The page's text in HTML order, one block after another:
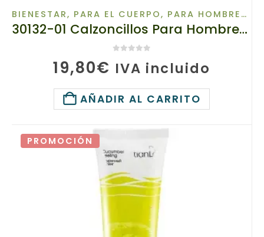
BIENESTAR, PARA EL CUERPO, PARA HOMBRES
30132-01 Calzoncillos Para Hombres Con Turmalina Para Mejorar la Circulación Sanguínea de la Zona Íntima – TianDe 1 Pieza, Talla 50
19,80€ IVA incluido
AÑADIR AL CARRITO
PROMOCIÓN